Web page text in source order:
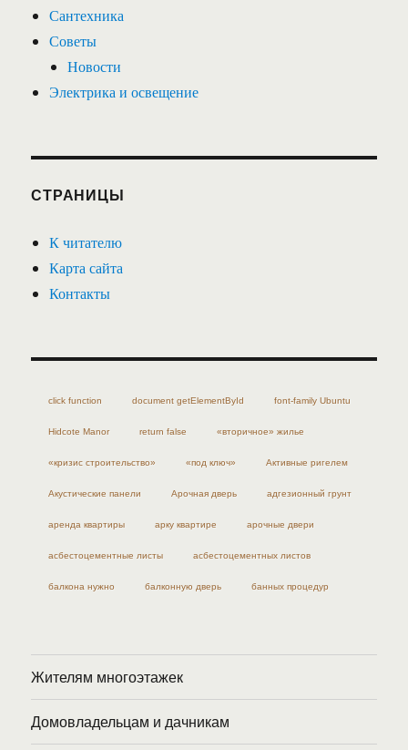
Сантехника
Советы
Новости
Электрика и освещение
СТРАНИЦЫ
К читателю
Карта сайта
Контакты
click function document getElementById font-family Ubuntu
Hidcote Manor return false «вторичное» жилье
«кризис строительство» «под ключ» Активные ригелем
Акустические панели Арочная дверь адгезионный грунт
аренда квартиры арку квартире арочные двери
асбестоцементные листы асбестоцементных листов
балкона нужно балконную дверь банных процедур
Жителям многоэтажек
Домовладельцам и дачникам